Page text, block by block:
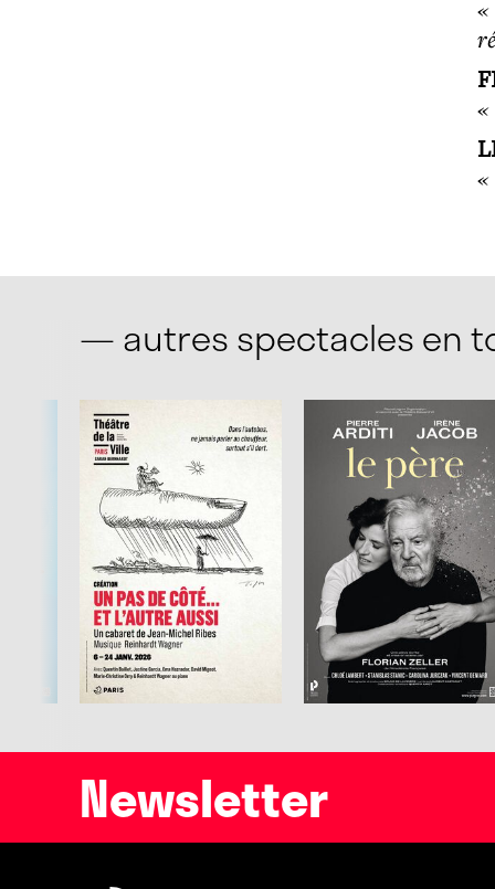
«
«
«
— autres spectacles en
Newsletter